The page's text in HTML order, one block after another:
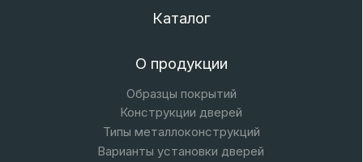
Покупателям
Варианты установки дверей
Частые вопросы
Выполненные проекты
Видео обзоры дверей
Образцы покрытий
Конструкции дверей